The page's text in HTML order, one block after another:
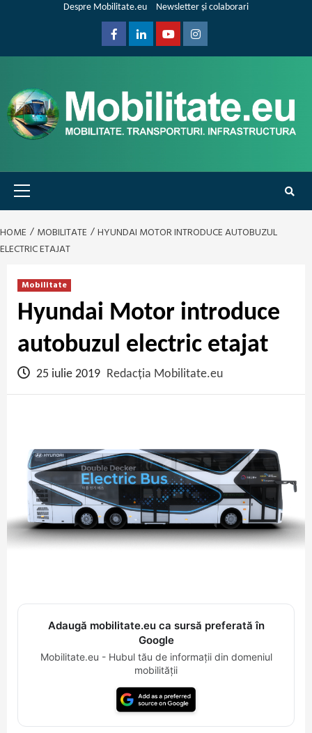
Despre Mobilitate.eu Newsletter și colaborari
FacebookLinkedinYoutubeInstagram
Primary
Menu
HOME MOBILITATE
HYUNDAI MOTOR INTRODUCE AUTOBUZUL
ELECTRIC ETAJAT
Mobilitate
Hyundai Motor introduce
autobuzul electric etajat
25 iulie 2019 Redacția Mobilitate.eu
Adaugă mobilitate.eu ca sursă preferată în
Google
Mobilitate.eu - Hubul tău de informații din domeniul
mobilității